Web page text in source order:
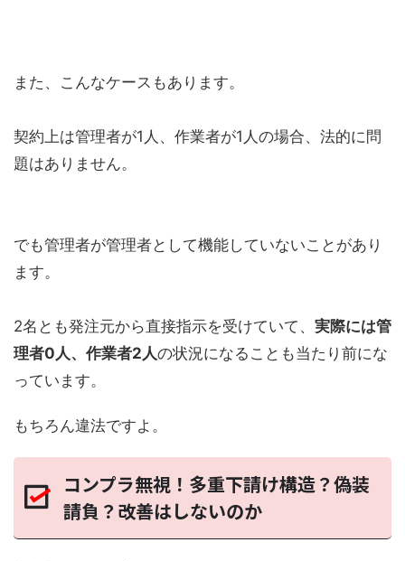
また、こんなケースもあります。
契約上は管理者が1人、作業者が1人の場合、法的に問
題はありません。
でも管理者が管理者として機能していないことがあり
ます。
2名とも発注元から直接指示を受けていて、 実際には管
理者0人、作業者2人の状況になることも当たり前にな
っています。
もちろん違法ですよ。
コンプラ無視！多重下請け構造？偽装
請負？改善はしないのか